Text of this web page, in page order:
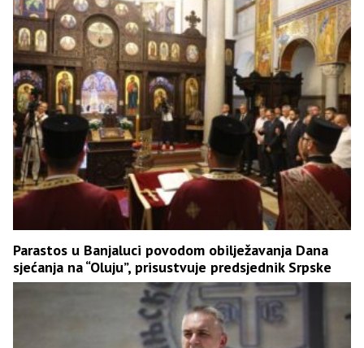
Parastos u Banjaluci povodom obilježavanja Dana
sjećanja na “Oluju”, prisustvuje predsjednik Srpske